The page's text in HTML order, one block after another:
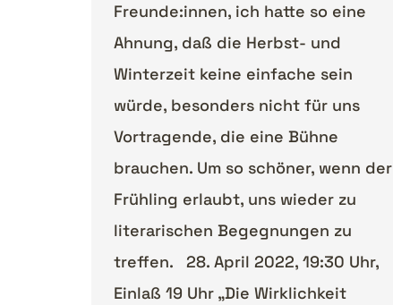
Freunde:innen, ich hatte so eine
Ahnung, daß die Herbst- und
Winterzeit keine einfache sein
würde, besonders nicht für uns
Vortragende, die eine Bühne
brauchen. Um so schöner, wenn der
Frühling erlaubt, uns wieder zu
literarischen Begegnungen zu
treffen. 28. April 2022, 19:30 Uhr,
Einlaß 19 Uhr „Die Wirklichkeit